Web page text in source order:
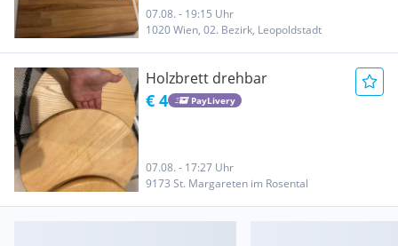
07.08. - 19:15 Uhr
1020 Wien, 02. Bezirk, Leopoldstadt
Holzbrett drehbar
€ 4 PayLivery
07.08. - 17:27 Uhr
9173 St. Margareten im Rosental